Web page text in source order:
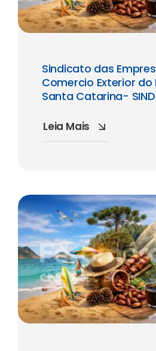
Sindicato das
Comercio Exterior do
Santa Catarina-
Leia Mais